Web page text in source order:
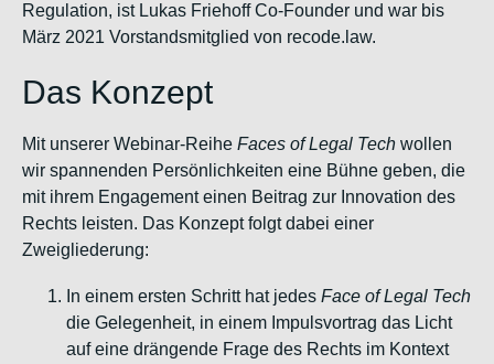
Regulation, ist Lukas Friehoff Co-Founder und war bis
März 2021 Vorstandsmitglied von recode.law.
Das Konzept
Mit unserer Webinar-Reihe Faces of Legal Tech wollen
wir spannenden Persönlichkeiten eine Bühne geben, die
mit ihrem Engagement einen Beitrag zur Innovation des
Rechts leisten. Das Konzept folgt dabei einer
Zweigliederung:
In einem ersten Schritt hat jedes Face of Legal Tech
die Gelegenheit, in einem Impulsvortrag das Licht
auf eine drängende Frage des Rechts im Kontext